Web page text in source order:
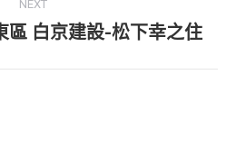
NEXT
Next
區 白京建設-松下幸之住